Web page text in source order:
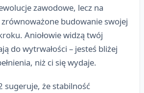
zawodowe, lecz na
budowanie swojej
Aniołowie widzą twój
do wytrwałości – jesteś bliżej
niż ci się wydaje.
sugeruje, że stabilność